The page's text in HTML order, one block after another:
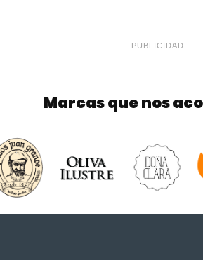
PUBLICIDAD
Marcas que nos